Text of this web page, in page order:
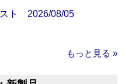
スト 2026/08/05
もっと見る »